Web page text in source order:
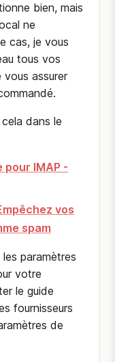
bien, mais
ne
cas, je vous
tous vos
assurer
dans le
pour IMAP -
vos
spam
paramètres
votre
le guide
fournisseurs
de